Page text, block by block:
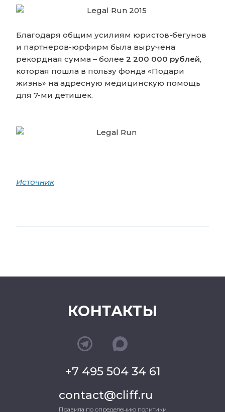
Благодаря общим усилиям юристов-бегунов
и партнеров-юрфирм была выручена
рекордная сумма – более 2 200 000 рублей,
которая пошла в пользу фонда «Подари
жизнь» на адресную медицинскую помощь
для 7-ми детишек.
Источник
КОНТАКТЫ
+7 495 504 34 61
contact@cliff.ru
Правила по определению политики